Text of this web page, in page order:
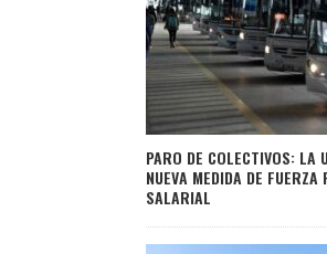
PARO DE COLECTIVOS: LA
NUEVA MEDIDA DE
SALARIAL